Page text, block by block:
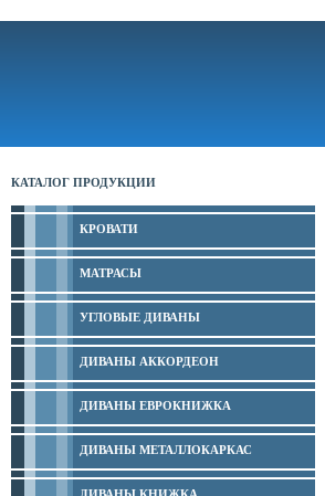
КАТАЛОГ ПРОДУКЦИИ
КРОВАТИ
МАТРАСЫ
УГЛОВЫЕ ДИВАНЫ
ДИВАНЫ АККОРДЕОН
ДИВАНЫ ЕВРОКНИЖКА
ДИВАНЫ МЕТАЛЛОКАРКАС